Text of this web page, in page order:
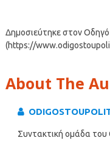
Δημοσιεύτηκε στον Οδηγό
(https://
About The
Συντακτική ομάδα του